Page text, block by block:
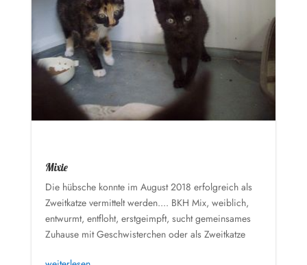
Mixie
Die hübsche konnte im August 2018 erfolgreich als
Zweitkatze vermittelt werden.... BKH Mix, weiblich,
entwurmt, entfloht, erstgeimpft, sucht gemeinsames
Zuhause mit Geschwisterchen oder als Zweitkatze